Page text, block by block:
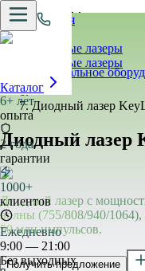
Профессиональное
6+ лет
опыта
2 года
гарантии
1000+
клиентов
Ежедневно
9:00 — 21:00
Без выходных
Каталог
Главная
›
Диодные лазеры
Диодные лазеры
›
Диодный лазер
Диодный лазер
Диодный лазер с
волны (755/808/940/
50 млн импульсов.
Получить предложение